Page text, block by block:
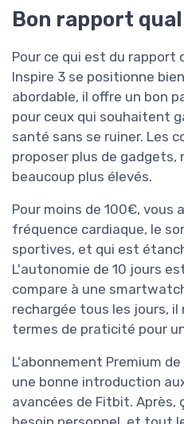
Bon rapport
Pour ce qui est du
Inspire 3 se positionne
abordable, il offre un bon
pour ceux qui souhaitent
santé sans se ruiner. Les
proposer plus de gadgets,
beaucoup plus élevés.
Pour moins de 100€, vous
fréquence cardiaque, le
sportives, et qui est
L'autonomie de 10 jours
compare à une
rechargée tous les jours, il
termes de praticité pour
L'abonnement Premium
une bonne introduction
avancées de Fitbit. Après,